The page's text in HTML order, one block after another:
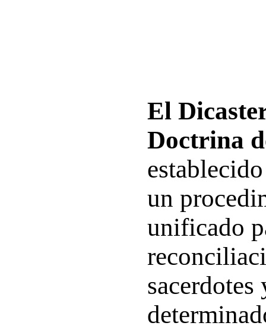
El
Doctrina
un
unificado
sacerdotes